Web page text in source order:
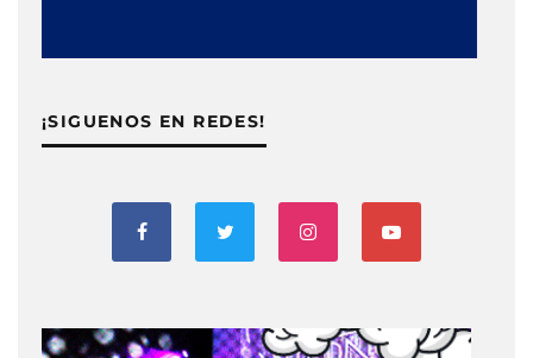
¡SIGUENOS EN REDES!